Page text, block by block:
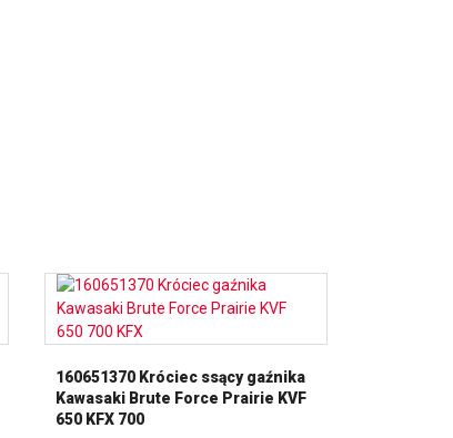
160651370 Króciec ssący gaźnika
Kawasaki Brute Force Prairie KVF
650 KFX 700